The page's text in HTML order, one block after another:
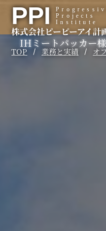
を
PPI
Projects
Institute
株式会社ピーピーアイ計
TOP / 業務と実績 / オ
IHミートパッカー